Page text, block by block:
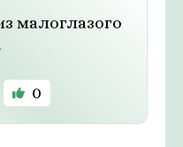
малоглазого
0